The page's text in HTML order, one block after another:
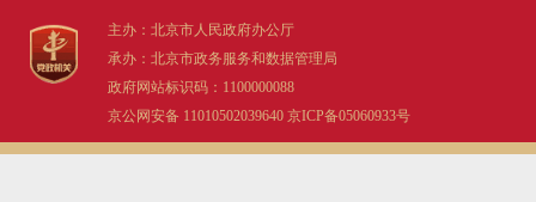
DEUTSCH
主办：北京市人民政府办公厅
承办：北京市政务服务和数据管理局
政府网站标识码：1100000088
京公网安备 11010502039640 京ICP备05060933号